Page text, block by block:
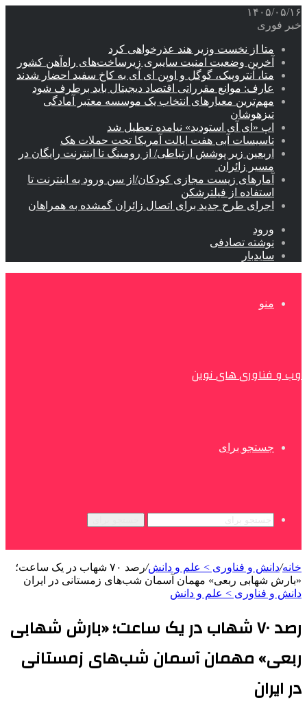
۱۴۰۵/۰۵/۱۶
خبر فوری
متا از نخست وزیر هند عذرخواهی کرد
آخرین وضعیت امنیت سایبری زیرساخت‌های راه‌آهن کشور
متا، آنتروپیک، گوگل و اوپن ای آی به کاخ سفید احضار شدند
عارف: موانع مقرراتی اقتصاد دیجیتال باید برطرف شود
مهم‌ترین معیارهای انتخاب یک موسسه معتبر آمادگی
تیزهوشان
اپ «ای آی استودید» نیامده تعطیل شد
تاسیسات آبی هفت ایالت آمریکا تحت حملات هک
اربعین زیر پوشش ارتباطی/ از رومینگ تا اینترنت رایگان در
مسیر زائران
آمارهای زیست مجازی کودکان/از سن ورود به اینترنت تا
استفاده از فیلترشکن
اجرای طرح جدید برای اتصال زائران گمشده به همراهان
ورود
نوشته تصادفی
سایدبار
منو
وب و فناوری های نوین
جستجو برای
خانه/دانش و فناوری > علم و دانش/
رصد ۷۰ شهاب در یک ساعت؛
«بارش شهابی ربعی» مهمان آسمان شب‌های زمستانی در ایران
دانش و فناوری > علم و دانش
رصد ۷۰ شهاب در یک ساعت؛ «بارش شهابی
ربعی» مهمان آسمان شب‌های زمستانی
در ایران